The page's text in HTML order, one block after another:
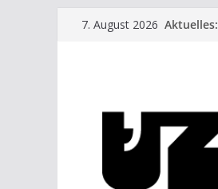
Zum7. August 2026 Aktuelles: